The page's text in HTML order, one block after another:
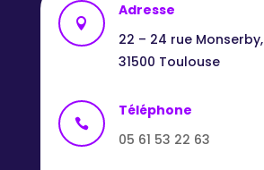

Adresse
22 – 24 rue Monserby,
31500 Toulouse

Téléphone
05 61 53 22 63